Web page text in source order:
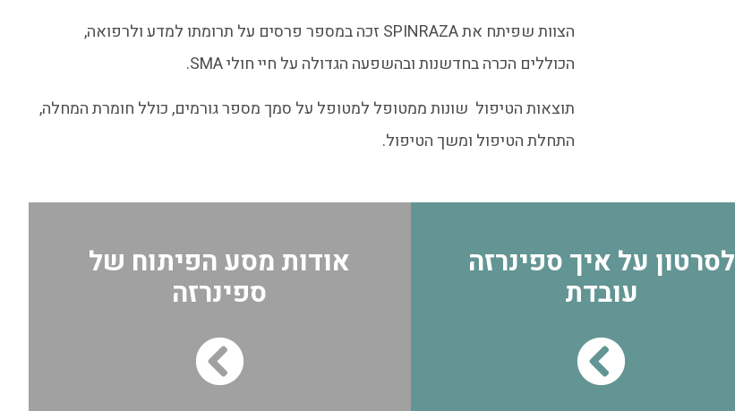
הצוות שפיתח את SPINRAZA זכה במספר פרסים על תרומתו למדע ולרפואה,
הכוללים הכרה בחדשנות ובהשפעה הגדולה על חיי חולי SMA.
תוצאות הטיפול שונות ממטופל למטופל על סמך מספר גורמים, כולל חומרת המחלה,
התחלת הטיפול ומשך הטיפול.
לסרטון על איך ספינרזה
עובדת
אודות מסע הפיתוח של
ספינרזה